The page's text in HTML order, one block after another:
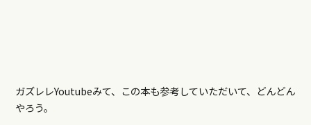
ガズレレYoutubeみて、この本も参考していただいて、どんどん
やろう。